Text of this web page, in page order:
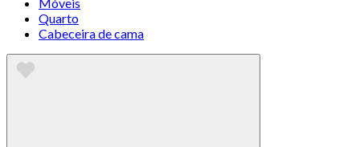
Quarto
Cabeceira de cama